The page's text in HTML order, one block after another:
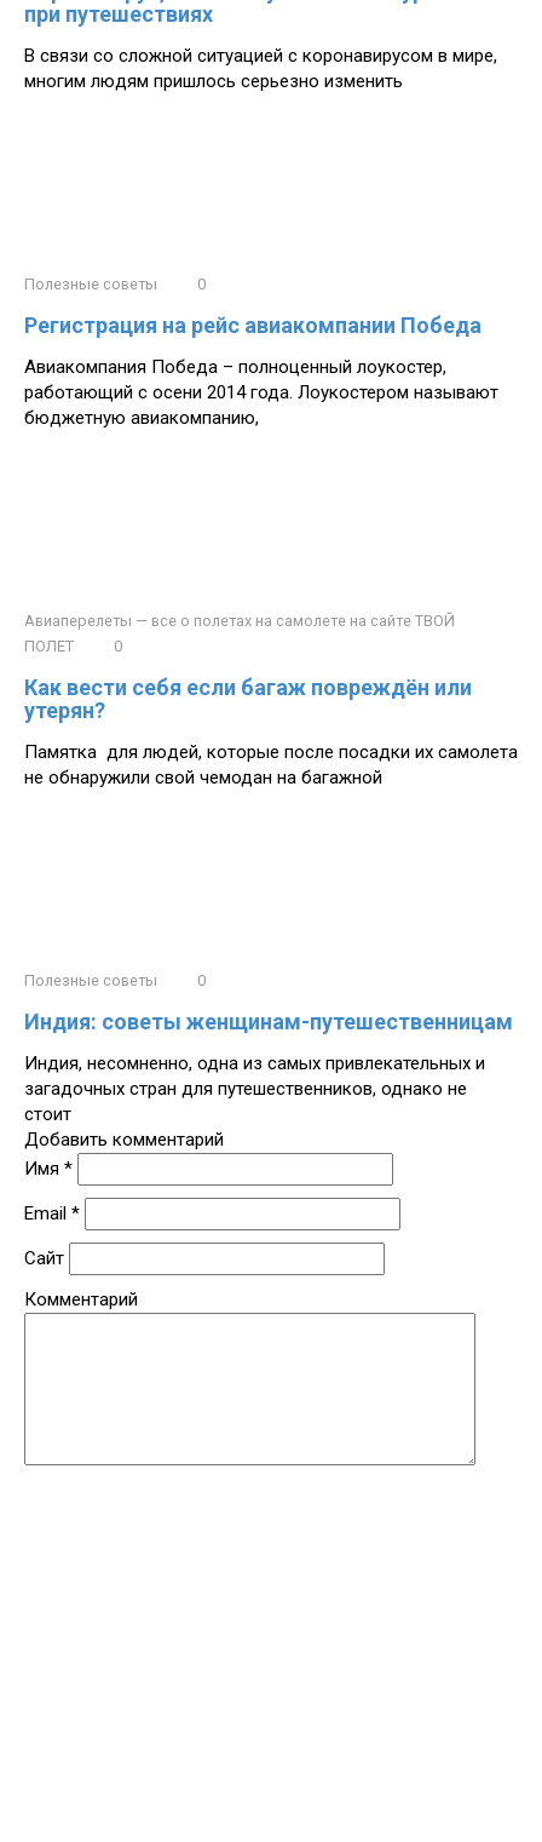
при путешествиях
В связи со сложной ситуацией с коронавирусом в мире,
многим людям пришлось серьезно изменить
Полезные советы 0
Регистрация на рейс авиакомпании Победа
Авиакомпания Победа – полноценный лоукостер,
работающий с осени 2014 года. Лоукостером называют
бюджетную авиакомпанию,
Авиаперелеты — все о полетах на самолете на сайте ТВОЙ
ПОЛЕТ
0
Как вести себя если багаж повреждён или
утерян?
Памятка для людей, которые после посадки их самолета
не обнаружили свой чемодан на багажной
Полезные советы 0
Индия: советы женщинам-путешественницам
Индия, несомненно, одна из самых привлекательных и
загадочных стран для путешественников, однако не
стоит
Добавить комментарий
Имя *
Email *
Сайт
Комментарий